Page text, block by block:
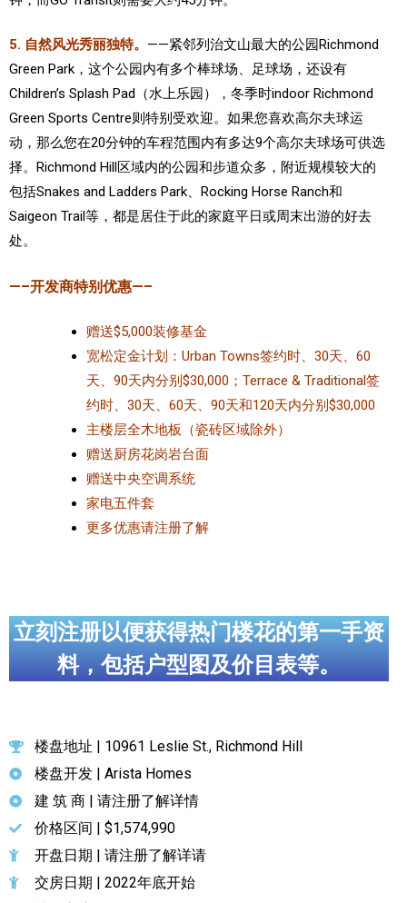
5. 自然风光秀丽独特。 ——紧邻列治文山最大的公园Richmond
Green Park，这个公园内有多个棒球场、足球场，还设有
Children’s Splash Pad（水上乐园），冬季时indoor Richmond
Green Sports Centre则特别受欢迎。 如果您喜欢高尔夫球运
动，那么您在20分钟的车程范围内有多达9个高尔夫球场可供选
择。Richmond Hill区域内的公园和步道众多，附近规模较大的
包括Snakes and Ladders Park、Rocking Horse Ranch和
Saigeon Trail等，都是居住于此的家庭平日或周末出游的好去
处。
—–开发商特别优惠—–
赠送$5,000装修基金
宽松定金计划：Urban Towns签约时、30天、60
天、90天内分别$30,000；Terrace & Traditional签
约时、30天、60天、90天和120天内分别$30,000
主楼层全木地板（瓷砖区域除外）
赠送厨房花岗岩台面
赠送中央空调系统
家电五件套
更多优惠请注册了解
立刻注册以便获得热门楼花的第一手资
料，包括户型图及价目表等。
楼盘地址 | 10961 Leslie St., Richmond Hill
楼盘开发 | Arista Homes
建 筑 商 | 请注册了解详情
价格区间 | $1,574,990
开盘日期 | 请注册了解详请
交房日期 | 2022年底开始